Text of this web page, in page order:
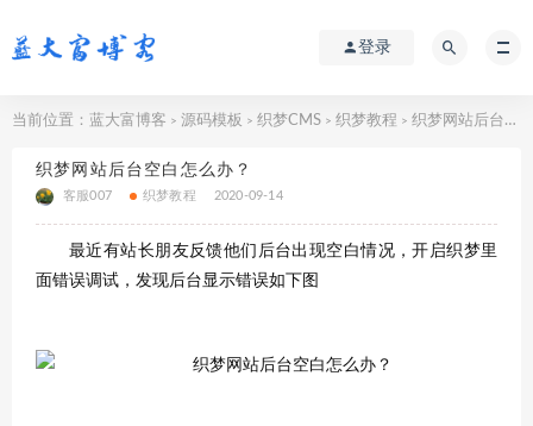
登录
当前位置： 蓝大富博客 > 源码模板 > 织梦CMS > 织梦教程 > 织梦网站后台空白怎么办？
织梦网站后台空白怎么办？
客服007 织梦教程 2020-09-14
最近有站长朋友反馈他们后台出现空白情况，开启织梦里
面错误调试，发现后台显示错误如下图